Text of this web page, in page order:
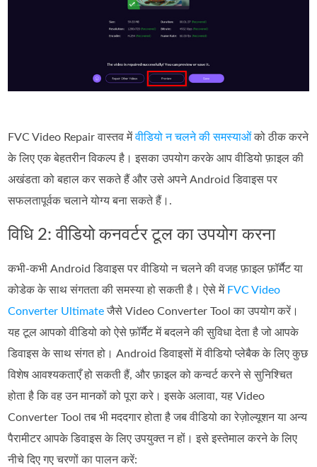
FVC Video Repair वास्तव मेंवीडियो न चलने की समस्याओंको ठीक करने
के लिए एक बेहतरीन विकल्प है। इसका उपयोग करके आप वीडियो फ़ाइल की
अखंडता को बहाल कर सकते हैं और उसे अपने Android डिवाइस पर
सफलतापूर्वक चलाने योग्य बना सकते हैं।.
विधि 2: वीडियो कनवर्टर टूल का उपयोग करना
कभी‑कभी Android डिवाइस पर वीडियो न चलने की वजह फ़ाइल फ़ॉर्मैट या
कोडेक के साथ संगतता की समस्या हो सकती है। ऐसे में FVC Video
Converter Ultimateजैसे Video Converter Tool का उपयोग करें।
यह टूल आपको वीडियो को ऐसे फ़ॉर्मैट में बदलने की सुविधा देता है जो आपके
डिवाइस के साथ संगत हो। Android डिवाइसों में वीडियो प्लेबैक के लिए कुछ
विशेष आवश्यकताएँ हो सकती हैं, और फ़ाइल को कन्वर्ट करने से सुनिश्चित
होता है कि वह उन मानकों को पूरा करे। इसके अलावा, यह Video
Converter Tool तब भी मददगार होता है जब वीडियो का रेज़ोल्यूशन या अन्य
पैरामीटर आपके डिवाइस के लिए उपयुक्त न हों। इसे इस्तेमाल करने के लिए
नीचे दिए गए चरणों का पालन करें: